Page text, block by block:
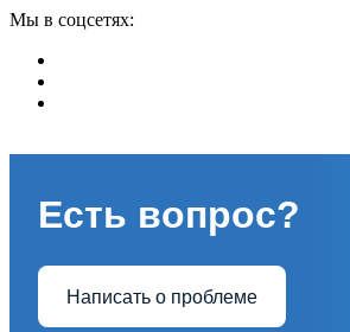
Мы в соцсетях:
Есть вопрос?
Написать о проблеме